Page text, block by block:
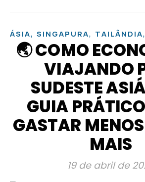
ÁSIA, SINGAPURA, TAILÂNDIA,
🌏 COMO
VIAJANDO
SUDESTE
GUIA
GASTAR
MAIS
19 de abril de